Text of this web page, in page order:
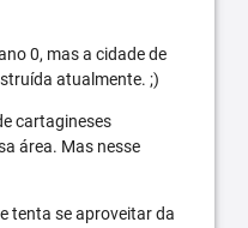
0, mas a cidade de
atualmente. ;)
cartagineses
área. Mas nesse
tenta se aproveitar da